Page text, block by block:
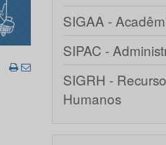
SIGAA -
SIPAC -
SIGRH -
Humanos